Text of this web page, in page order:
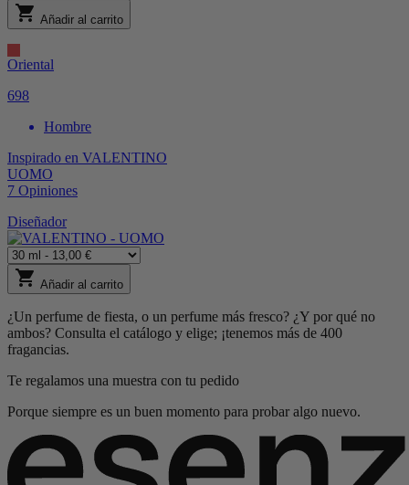
shopping_cart Añadir al carrito
Oriental
698
Hombre
Inspirado en VALENTINO
UOMO
7 Opiniones
Diseñador
shopping_cart Añadir al carrito
¿Un perfume de fiesta, o un perfume más fresco? ¿Y por qué no
ambos? Consulta el catálogo y elige; ¡tenemos más de 400
fragancias.
Te regalamos una muestra con tu pedido
Porque siempre es un buen momento para probar algo nuevo.